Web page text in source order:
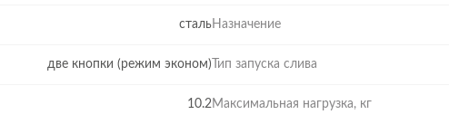
стальНазначение
две кнопки (режим эконом) Тип запуска слива
10.2Максимальная нагрузка, кг